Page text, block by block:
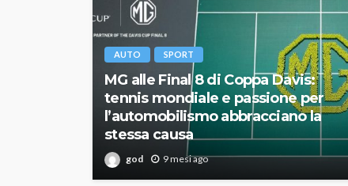
AUTO SPORT
MG alle Final 8 di Coppa Davis:
tennis mondiale e passione per
l’automobilismo abbracciano la
stessa causa
god 9 mesi ago